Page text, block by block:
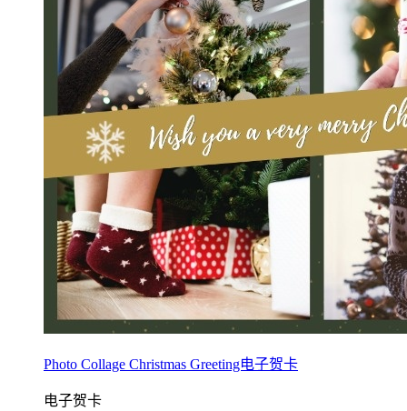
Photo Collage Christmas Greeting电子贺卡
电子贺卡